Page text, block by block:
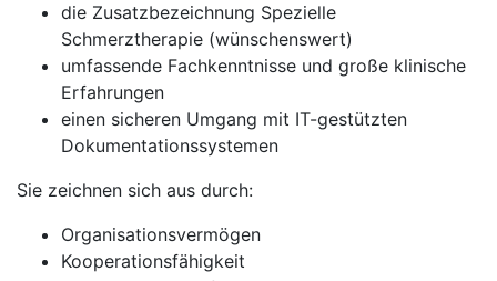
die Zusatzbezeichnung Spezielle
Schmerztherapie (wünschenswert)
umfassende Fachkenntnisse und große klinische
Erfahrungen
einen sicheren Umgang mit IT-gestützten
Dokumentationssystemen
Sie zeichnen sich aus durch:
Organisationsvermögen
Kooperationsfähigkeit